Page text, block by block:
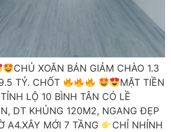
CHỦ XOẮN BÁN GIẢM CHÀO 1.3
TỶ. CHỐT
MẶT TIỀN
LỘ 10 BÌNH TÂN CÓ LỀ
DT KHỦNG 120M2, NGANG ĐẸP
A4.XÂY MỚI 7 TẦNG
CHỈ NHỈNH